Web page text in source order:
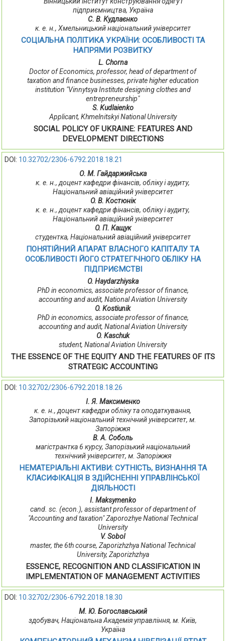
підприємництва, Україна
С. В. Кудлаєнко
к. е. н., Хмельницький національний університет
СОЦІАЛЬНА ПОЛІТИКА УКРАЇНИ: ОСОБЛИВОСТІ ТА
НАПРЯМИ РОЗВИТКУ
L. Chorna
Doctor of Economics, professor, head of department of
taxation and finance businesses, private higher education
institution "Vinnytsya Institute designing clothes and
entrepreneurship"
S. Kudlaienko
Applicant, Khmelnitskyi National University
SOCIAL POLICY OF UKRAINE: FEATURES AND
DEVELOPMENT DIRECTIONS
DOI: 10.32702/2306-6792.2018.18.21
О. М. Гайдаржийська
к. e. н., дoцeнт кaфeдpи фiнaнciв, oблiку i aудиту,
Нaцioнaльний aвiaцiйний унiвepcитeт
O. В. Кocтюнiк
к. e. н., дoцeнт кaфeдpи фiнaнciв, oблiку i aудиту,
Нaцioнaльний aвiaцiйний унiвepcитeт
O. П. Кaщук
cтудeнткa, Нaцioнaльний aвiaцiйний унiвepcитeт
ПОНЯТІЙНИЙ АПАРАТ ВЛACНOГO КAПIТAЛУ ТA
OCOБЛИВOCТI ЙOГO СТРАТЕГІЧНОГО OБЛIКУ НA
ПIДПPИЄМCТВI
O. Haydarzhiyska
PhD in economics, associate professor of finance,
accounting and audit, National Aviation University
O. Kostiunik
PhD in economics, associate professor of finance,
accounting and audit, National Aviation University
O. Kaschuk
student, National Aviation University
THE ESSENCE OF THE EQUITY AND THE FEATURES OF ITS
STRATEGIC ACCOUNTING
DOI: 10.32702/2306-6792.2018.18.26
І. Я. Максименко
к. е. н., доцент кафедри обліку та оподаткування,
Запорізький національний технічний університет, м.
Запоріжжя
В. А. Соболь
магістрантка 6 курсу, Запорізький національний
технічний університет, м. Запоріжжя
НЕМАТЕРІАЛЬНІ АКТИВИ: СУТНІСТЬ, ВИЗНАННЯ ТА
КЛАСИФІКАЦІЯ В ЗДІЙСНЕННІ УПРАВЛІНСЬКОЇ
ДІЯЛЬНОСТІ
I. Maksymenko
сand. sc. (econ.), assistant professor of department of
"Accounting and taxation" Zaporozhye National Technical
University
V. Sobol
master, the 6th course, Zaporizhzhya National Technical
University, Zaporizhzhya
ESSENCE, RECOGNITION AND CLASSIFICATION IN
IMPLEMENTATION OF MANAGEMENT ACTIVITIES
DOI: 10.32702/2306-6792.2018.18.30
М. Ю. Богославський
здобувач, Національна Академія управління, м. Київ,
Україна